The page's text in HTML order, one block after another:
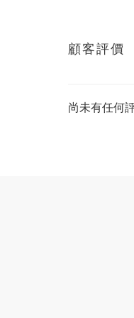
顧客評價
尚未有任何